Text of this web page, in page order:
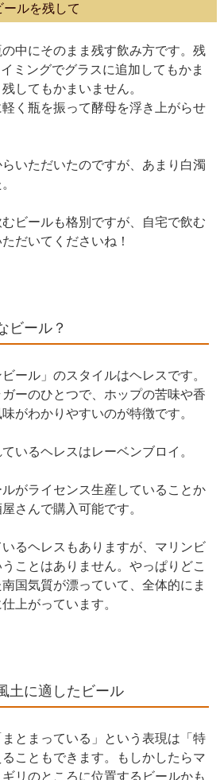
ルを残して
中にそのまま残す飲み方です。残
ミングでグラスに追加してもかま
してもかまいません。
く瓶を振って酵母を浮き上がらせ
いただいたのですが、あまり白濁
ビールも格別ですが、自宅で飲む
だいてくださいね！
ビール？
ール」のスタイルはヘレスです。
ーのひとつで、ホップの苦味や香
がわかりやすいのが特徴です。
いるヘレスはレーベンブロイ。
がライセンス生産していることか
さんで購入可能です。
るヘレスもありますが、マリンビ
ことはありません。やっぱりどこ
国気質が漂っていて、全体的にま
上がっています。
土に適したビール
まとまっている」という表現は「特
こともできます。もしかしたらマ
リのところに位置するビールかも